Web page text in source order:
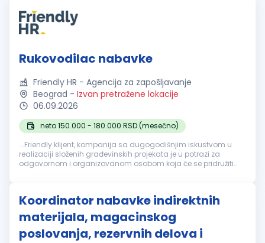
Rukovodilac nabavke
Friendly HR - Agencija za zapošljavanje
Beograd - Izvan pretražene lokacije
06.09.2026
neto 150.000 - 180.000 RSD (mesečno)
...Friendly klijent, kompanija sa dugogodišnjim iskustvom u
realizaciji složenih građevinskih projekata je u potrazi za
odgovornom i organizovanom osobom koja će se pridružiti
Koordinator nabavke indirektnih
materijala, magacinskog
poslovanja, rezervnih delova i